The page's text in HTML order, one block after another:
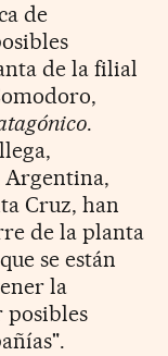
de
de la filial
.
Argentina,
Cruz, han
de la planta
se están
la
posibles